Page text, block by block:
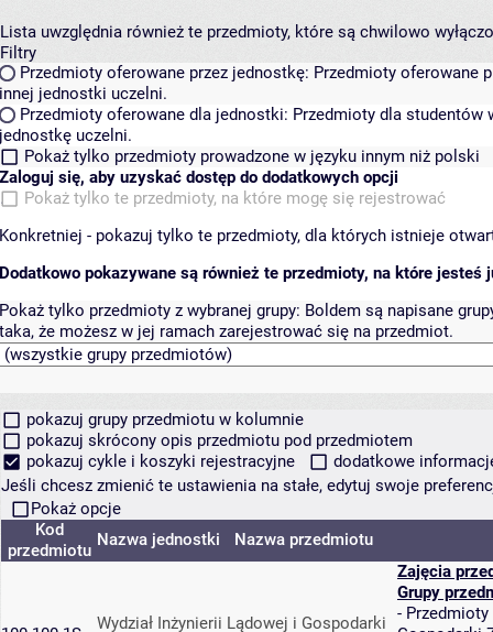
Lista uwzględnia również te przedmioty, które są chwilowo
Filtry
Przedmioty oferowane przez jednostkę: Przedmioty oferowane
innej jednostki uczelni.
Przedmioty oferowane dla jednostki: Przedmioty dla studentów
jednostkę uczelni.
Pokaż tylko przedmioty prowadzone w języku innym niż polski
Zaloguj się, aby uzyskać dostęp do dodatkowych opcji
Pokaż tylko te przedmioty, na które mogę się rejestrować
Konkretniej - pokazuj tylko te przedmioty, dla których istnieje
Dodatkowo pokazywane są również te przedmioty, na które jesteś
Pokaż tylko przedmioty z wybranej grupy: Boldem są napisane
taka, że możesz w jej ramach zarejestrować się na przedmiot.
pokazuj grupy przedmiotu w kolumnie
pokazuj skrócony opis przedmiotu pod przedmiotem
pokazuj cykle i koszyki rejestracyjne
dodatkowe
Jeśli chcesz zmienić te ustawienia na stałe, edytuj swoje
Pokaż opcje
Kod
przedmiotu
Nazwa jednostki Nazwa przedmiotu
Wydział Inżynierii Lądowej i Gospodarki
Zajęcia
Grupy
- Przedmioty